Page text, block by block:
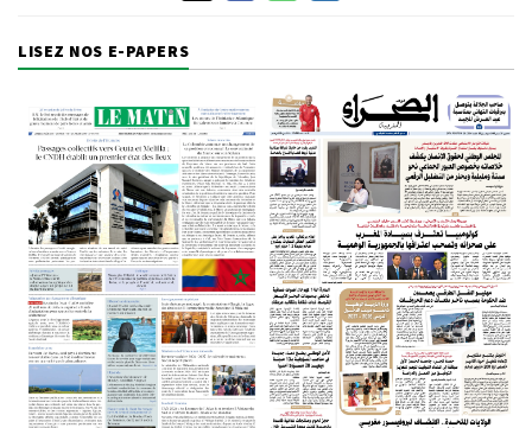
LISEZ NOS E-PAPERS